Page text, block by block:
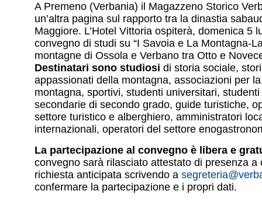
A Premeno (Verbania) il Magazzeno Storico
un’altra pagina sul rapporto tra la dinastia
Maggiore. L’Hotel Vittoria ospiterà, domenica 5
convegno di studi su “I Savoia e La Montagna-
montagne di Ossola e Verbano tra Otto e
Destinatari sono studiosi di storia sociale,
appassionati della montagna, associazioni per
montagna, sportivi, studenti universitari,
secondarie di secondo grado, guide turistiche,
settore turistico e alberghiero, amministratori
internazionali, operatori del settore
La partecipazione al convegno è libera e
convegno sarà rilasciato attestato di presenza a
richiesta anticipata scrivendo a
confermare la partecipazione e i propri dati.